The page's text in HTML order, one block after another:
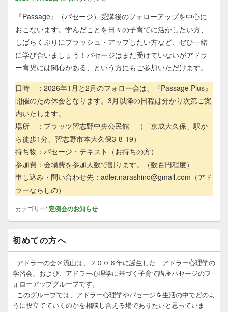
『Passage』（パセージ）受講後のフォローアップを中心に
おこないます。学んだことを日々の子育てに活かしたい方、
しばらくぶりにブラッシュ・アップしたい方など、ぜひ一緒
に学び合いましょう！パセージはまだ受けていないがアドラ
ー育児には関心がある、という方にもご参加いただけます。
日時 ：2026年1月と2月のフォロー会は、『Passage Plus』
開催のため休会となります。3月以降の日程は分かり次第ご案
内いたします。
場所 ：プラッツ習志野中央公民館 （「京成大久保」駅か
ら徒歩1分、習志野市本大久保3-8-19）
持ち物：パセージ・テキスト（お持ちの方）
参加費：会場費を参加人数で割ります。（数百円程度）
申し込み・問い合わせ先：adler.narashino@gmail.com（アド
ラーならしの）
カテゴリー: 定例会のお知らせ
イ
ン
イ
初めての方へ
アドラーの会＠流山は、２００６年に誕生した アドラー心理学の
学習会、および、アドラー心理学に基づく子育て講座パセージのフ
ォローアップグループです。
このグループでは、アドラー心理学やパセージを生活の中でどのよ
うに役立てていくのかを相談し合える場でありたいと思っていま